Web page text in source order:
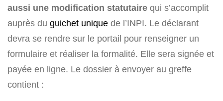
aussi une modification statutaire qui s’accomplit
auprès du guichet unique de l’INPI. Le déclarant
devra se rendre sur le portail pour renseigner un
formulaire et réaliser la formalité. Elle sera signée et
payée en ligne. Le dossier à envoyer au greffe
contient :